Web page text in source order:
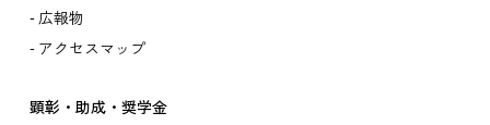
広報物
アクセスマップ
顕彰・助成・奨学金